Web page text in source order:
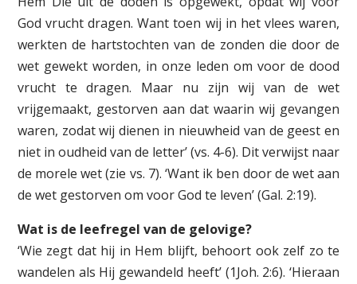
God vrucht dragen. Want toen wij in het vlees waren,
werkten de hartstochten van de zonden die door de
wet gewekt worden, in onze leden om voor de dood
vrucht te dragen. Maar nu zijn wij van de wet
vrijgemaakt, gestorven aan dat waarin wij gevangen
waren, zodat wij dienen in nieuwheid van de geest en
niet in oudheid van de letter’ (vs. 4-6). Dit verwijst naar
de morele wet (zie vs. 7). ‘Want ik ben door de wet aan
de wet gestorven om voor God te leven’ (Gal. 2:19).
Wat is de leefregel van de gelovige?
‘Wie zegt dat hij in Hem blijft, behoort ook zelf zo te
wandelen als Hij gewandeld heeft’ (1Joh. 2:6). ‘Hieraan